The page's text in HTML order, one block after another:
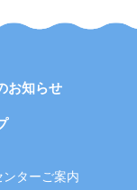
お知らせ
ターご案内